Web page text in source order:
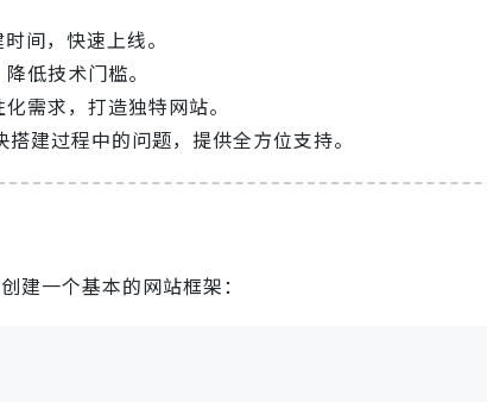
间，快速上线。
低技术门槛。
需求，打造独特网站。
建过程中的问题，提供全方位支持。
建一个基本的网站框架：